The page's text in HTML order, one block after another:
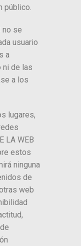
público.
no se
usuario
a
de las
a los
lugares,
LA WEB
estos
ninguna
de
web